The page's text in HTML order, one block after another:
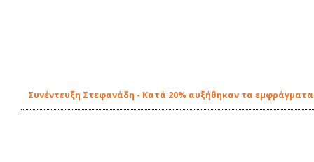
Συνέντευξη Στεφανάδη - Κατά 20% αυξήθηκαν τα